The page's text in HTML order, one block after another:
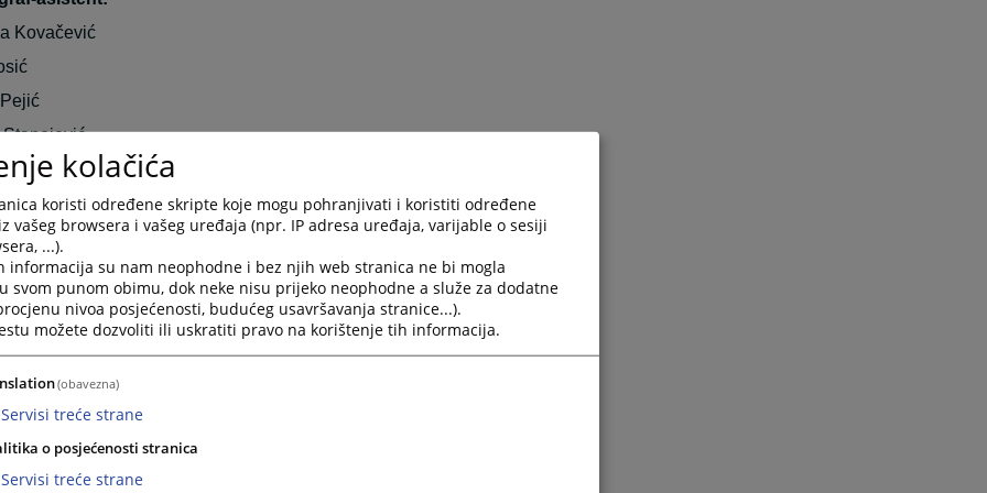
Kovačević
Savić
Miletić
Bjelčević
Miletić
kolačića
koristi određene skripte koje mogu pohranjivati i koristiti određene
vašeg browsera i vašeg uređaja (npr. IP adresa uređaja, varijable o sesiji
...).
informacija su nam neophodne i bez njih web stranica ne bi mogla
svom punom obimu, dok neke nisu prijeko neophodne a služe za dodatne
nivoa posjećenosti, budućeg usavršavanja stranice...).
možete dozvoliti ili uskratiti pravo na korištenje tih informacija.
(obavezna)
Servisi treće strane
o posjećenosti stranica
Servisi treće strane